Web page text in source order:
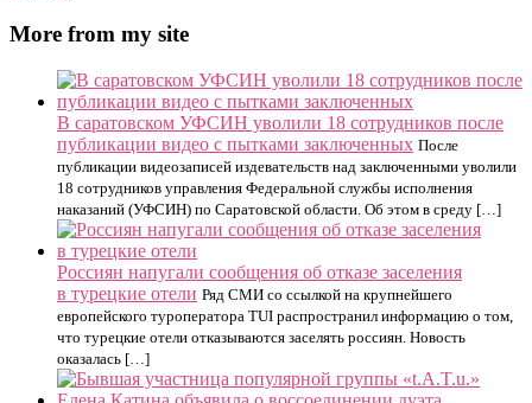
More from my site
В саратовском УФСИН уволили 18 сотрудников после
публикации видео с пытками заключенных После
публикации видеозаписей издевательств над заключенными уволили
18 сотрудников управления Федеральной службы исполнения
наказаний (УФСИН) по Саратовской области. Об этом в среду […]
Россиян напугали сообщения об отказе заселения
в турецкие отели Ряд СМИ со ссылкой на крупнейшего
европейского туроператора TUI распространил информацию о том,
что турецкие отели отказываются заселять россиян. Новость
оказалась […]